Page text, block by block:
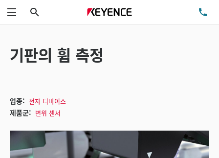
메뉴
기판의 휨 측정
업종: 전자 디바이스
제품군: 변위 센서